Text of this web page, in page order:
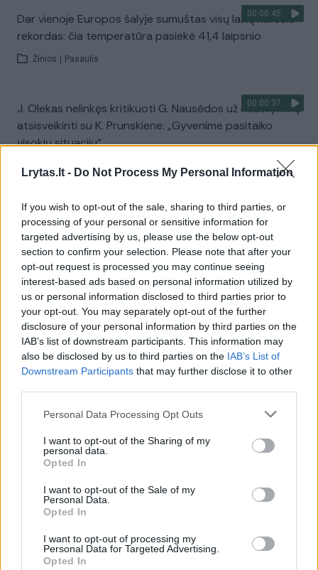
Lrytas.lt - Do Not Process My Personal Information
If you wish to opt-out of the sale, sharing to third parties, or
processing of your personal or sensitive information for
targeted advertising by us, please use the below opt-out
section to confirm your selection. Please note that after your
opt-out request is processed you may continue seeing
interest-based ads based on personal information utilized by
us or personal information disclosed to third parties prior to
your opt-out. You may separately opt-out of the further
disclosure of your personal information by third parties on the
IAB’s list of downstream participants. This information may
also be disclosed by us to third parties on the IAB’s List of
Downstream Participants that may further disclose it to other
Personal Data Processing Opt Outs
I want to opt-out of the Sharing of my
personal data.
Opted In
I want to opt-out of the Sale of my
Personal Data.
Opted In
I want to opt-out of processing my
Personal Data for Targeted Advertising.
Opted In
00:00:45
Dar vienoje Europos šalyje sumuštas visų laikų karščio
rekordas: čia temperatūra pasiekė 41,4 laipsnio
Žinios Pasaulis
00:00:37
J. Olekas nelinkęs kritikuoti G. Nausėdos už neatvykimą
atsisveikinti su K. Prunskiene: „Gyvenime pasitaiko
visokių situacijų“
| Lietuvos diena
00:41:28
L. Kontrimas, A. Lašas, A. Lyberytė: ko nesupranta
Mindaugas Sinkevičius?
Laidos | Lietuva tiesiogiai
Visi įrašai
Žiūrimiausi įrašai
00:00:49
Pateikė daugiau detalių apie iš tėvų paimtus šešis
vaikus: jiems kilusi grėsmė
Žinios | Lietuvos diena
Vaizdai iš tragiškos avarijos Vilniaus r.: dviejų moterų ir
Žinios | Lietuvos diena